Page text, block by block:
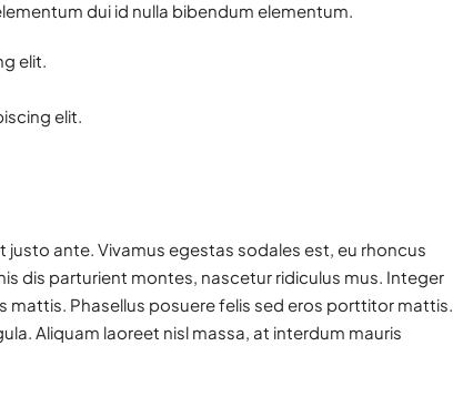
dui id nulla bibendum elementum.
elit.
elit.
ante. Vivamus egestas sodales est, eu rhoncus
dis parturient montes, nascetur ridiculus mus. Integer
Phasellus posuere felis sed eros porttitor mattis.
Aliquam laoreet nisl massa, at interdum mauris